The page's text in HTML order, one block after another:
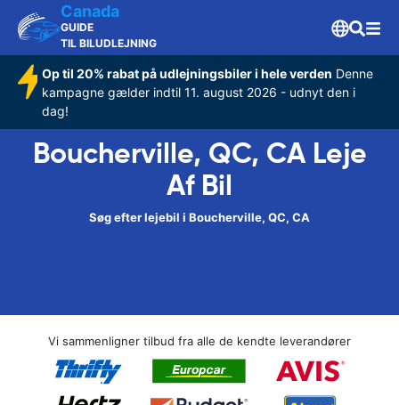
Canada
GUIDE
TIL BILUDLEJNING
Op til 20% rabat på udlejningsbiler i hele verden Denne
kampagne gælder indtil 11. august 2026 - udnyt den i
dag!
Boucherville, QC, CA Leje
Af Bil
Søg efter lejebil i Boucherville, QC, CA
Vi sammenligner tilbud fra alle de kendte leverandører